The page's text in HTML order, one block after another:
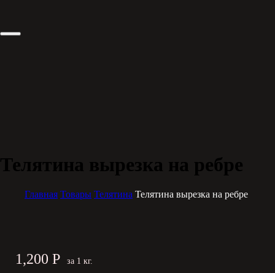
Телятина вырезка на ребре
Главная Товары Телятина Телятина вырезка на ребре
1,200 Р за 1 кг.